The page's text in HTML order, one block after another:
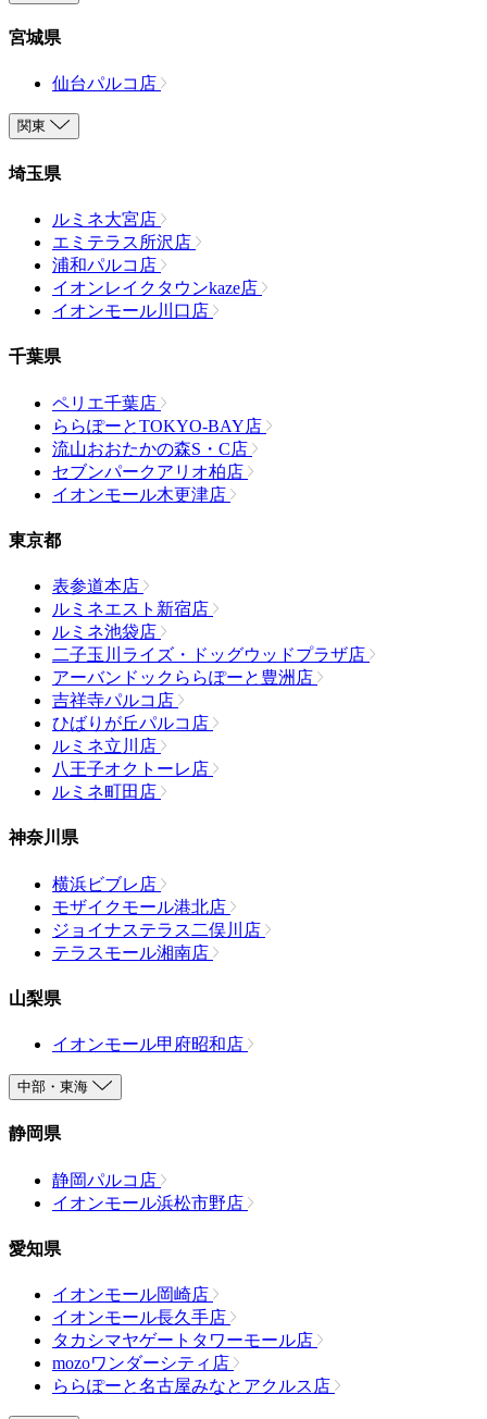
宮城県
仙台パルコ店
関東
埼玉県
ルミネ大宮店
エミテラス所沢店
浦和パルコ店
イオンレイクタウンkaze店
イオンモール川口店
千葉県
ペリエ千葉店
ららぽーとTOKYO-BAY店
流山おおたかの森S・C店
セブンパークアリオ柏店
イオンモール木更津店
東京都
表参道本店
ルミネエスト新宿店
ルミネ池袋店
二子玉川ライズ・ドッグウッドプラザ店
アーバンドックららぽーと豊洲店
吉祥寺パルコ店
ひばりが丘パルコ店
ルミネ立川店
八王子オクトーレ店
ルミネ町田店
神奈川県
横浜ビブレ店
モザイクモール港北店
ジョイナステラス二俣川店
テラスモール湘南店
山梨県
イオンモール甲府昭和店
中部・東海
静岡県
静岡パルコ店
イオンモール浜松市野店
愛知県
イオンモール岡崎店
イオンモール長久手店
タカシマヤゲートタワーモール店
mozoワンダーシティ店
ららぽーと名古屋みなとアクルス店